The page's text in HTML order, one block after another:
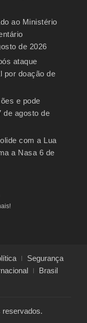
ao Ministério
de 2026
ataque
por doação de
e pode
de agosto de
com a Lua
a Nasa 6 de
Segurança
Brasil
reservados.